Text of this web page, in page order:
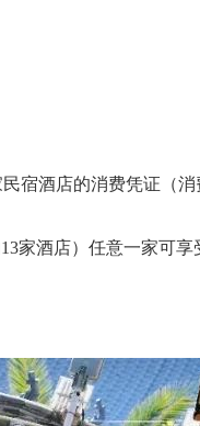
宿酒店的消费凭证（
家酒店）任意一家可享